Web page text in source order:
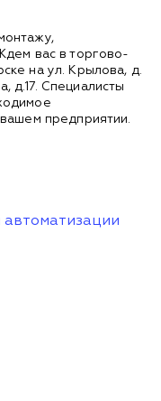
вас в торгово-
на ул. Крылова, д.
д.17. Специалисты
предприятии.
автоматизации